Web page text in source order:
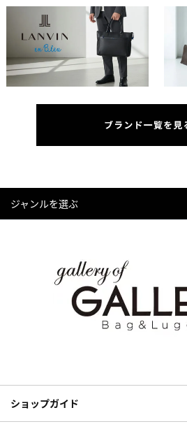
ジャンルを選ぶ
ショップガイド